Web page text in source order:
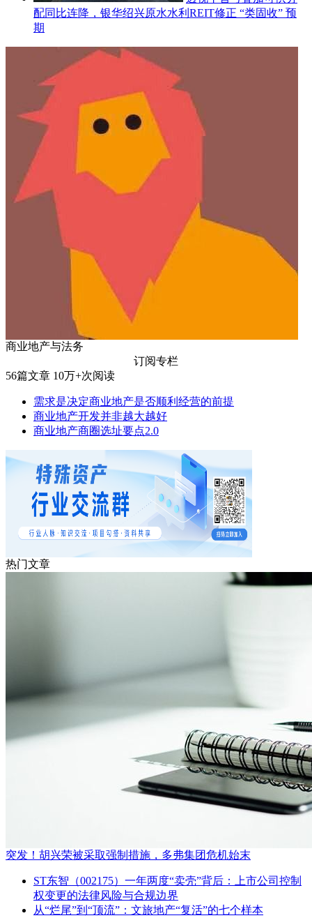
配同比连降，银华绍兴原水水利REIT修正 “类固收” 预
期
商业地产与法务
订阅专栏
56篇文章 10万+次阅读
需求是决定商业地产是否顺利经营的前提
商业地产开发并非越大越好
商业地产商圈选址要点2.0
热门文章
突发！胡兴荣被采取强制措施，多弗集团危机始末
ST东智（002175）一年两度“卖壳”背后：上市公司控制
权变更的法律风险与合规边界
从“烂尾”到“顶流”：文旅地产“复活”的七个样本